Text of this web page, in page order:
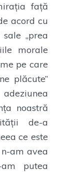
față
acord cu
„prea
morale
pe care
plăcute”
noastră
de-a
ce este
am avea
putea